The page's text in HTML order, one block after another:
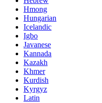
Hmong
Hungarian
Icelandic
Igbo
Javanese
Kannada
Kazakh
Khmer
Kurdish
Kyrgyz
Latin